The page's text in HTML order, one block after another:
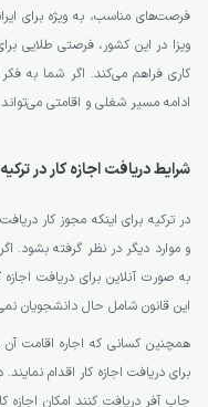
فرصت‌های مناسب، به ویژه برای
ویزا در این کشور، فرصتی
کاری فراهم می‌کند. اگر شما به
ادامه مسیر شغلی و اقامتی
شرایط دریافت اجازه کار در ترکیه
در ترکیه برای اینکه مجوز کار
و موارد دیگر در نظر گرفته بشود.
به صورت آنلاین برای دریافت
این قانون شامل حال دانشجویان
همچنین کسانی که اجاره اقامت
برای دریافت اجازه کار اقدام
جاب آفر دریافت کنند امکان اجازه